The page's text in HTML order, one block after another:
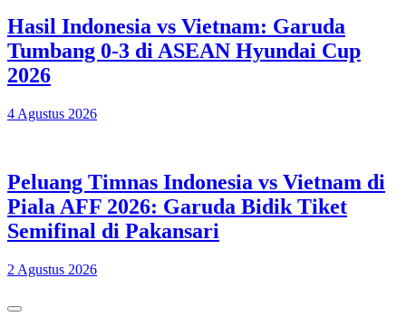
Hasil Indonesia vs Vietnam: Garuda
Tumbang 0-3 di ASEAN Hyundai Cup
2026
4 Agustus 2026
Peluang Timnas Indonesia vs Vietnam di
Piala AFF 2026: Garuda Bidik Tiket
Semifinal di Pakansari
2 Agustus 2026